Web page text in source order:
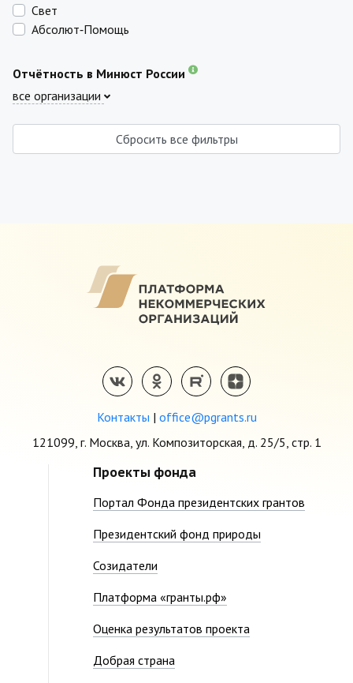
Свет
Абсолют‑Помощь
Отчётность в Минюст России
все организации
Сбросить все фильтры
Контакты | office@pgrants.ru
121099, г. Москва, ул. Композиторская, д. 25/5, стр. 1
Проекты фонда
Портал Фонда президентских грантов
Президентский фонд природы
Созидатели
Платформа «гранты.рф»
Оценка результатов проекта
Добрая страна